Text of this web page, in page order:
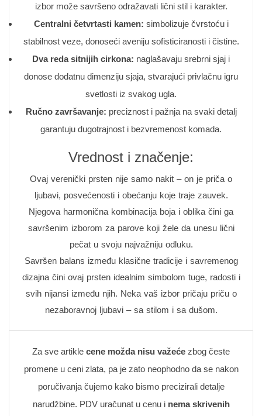
izbor može savršeno odražavati lični stil i karakter.
Centralni četvrtasti kamen: simbolizuje čvrstoću i
stabilnost veze, donoseći aveniju sofisticiranosti i čistine.
Dva reda sitnijih cirkona: naglašavaju srebrni sjaj i
donose dodatnu dimenziju sjaja, stvarajući privlačnu igru
svetlosti iz svakog ugla.
Ručno završavanje: preciznost i pažnja na svaki detalj
garantuju dugotrajnost i bezvremenost komada.
Vrednost i značenje:
Ovaj verenički prsten nije samo nakit – on je priča o
ljubavi, posvećenosti i obećanju koje traje zauvek.
Njegova harmonična kombinacija boja i oblika čini ga
savršenim izborom za parove koji žele da unesu lični
pečat u svoju najvažniju odluku.
Savršen balans između klasične tradicije i savremenog
dizajna čini ovaj prsten idealnim simbolom tuge, radosti i
svih nijansi između njih. Neka vaš izbor pričaju priču o
nezaboravnoj ljubavi – sa stilom i sa dušom.
Za sve artikle cene možda nisu važeće zbog česte
promene u ceni zlata, pa je zato neophodno da se nakon
poručivanja čujemo kako bismo precizirali detalje
narudžbine. PDV uračunat u cenu i nema skrivenih